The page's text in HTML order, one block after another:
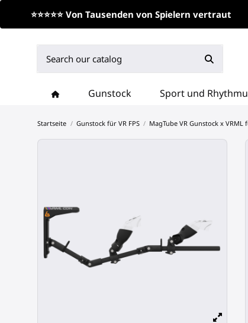
⭐⭐⭐⭐⭐ Von Tausenden von Spielern vertraut
Gunstock Sport und
Startseite Gunstock für VR FPS MagTube VR Gunstock x VRML